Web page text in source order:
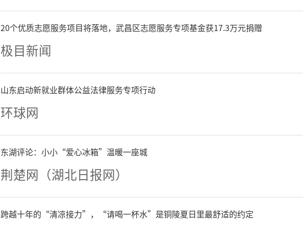
华昌公司爱心送考车队。通讯员
20个优质志愿服务项目将落地，武昌区志愿服务专项基金获17.3万元捐赠
极目新闻
山东启动新就业群体公益法律服务专项行动
环球网
东湖评论：小小“爱心冰箱”温暖一座城
荆楚网（湖北日报网）
跨越十年的“清凉接力”，“请喝一杯水”是铜陵夏日里最舒适的约定